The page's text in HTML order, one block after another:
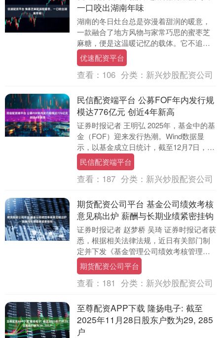
一口咬出湖南年味
湖南的冬日灶台总是弥漫着甜润的暖意，
一款融合了地方风物与家常巧思的蜜枣芝
麻糖，便是这温暖记忆的载体。它不追求
繁复的工艺，只用朴实的原料，便能交织
出令人安心的香甜....
优速配资平台
查看： 106 分类： 新兴炒股配资公司
民信配资端平台 公募FOF年内发行规
模达776亿元 创近4年新高
证券时报记者 王明弘 2025年，基金中的基
金（FOF）迎来发行热潮。Wind数据显
示，以基金成立日统计，截至12月7日，年
内新成立公募FOF达74只，发行总规....
民信配资端平台
查看： 187 分类： 新兴炒股配资公司
期货配资公司平台 基金公司绩效考核
意见稿出炉 薪酬与长期业绩紧密挂钩
证券时报记者 赵梦桥 吴琦 证券时报记者获
悉，根据相关法律法规，近日有关部门制
定并下发《基金管理公司绩效考核管理指
引（征求意见稿）》（以下简称《指
引》）。《指引....
期货配资公司平台
查看： 181 分类： 新兴炒股配资公司
至尊配资APP下载 隆扬电子: 截至
2025年11月28日股东户数为29, 285
户